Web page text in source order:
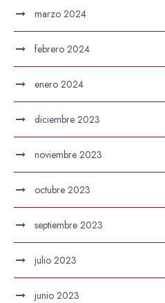
marzo 2024
febrero 2024
enero 2024
diciembre 2023
noviembre 2023
octubre 2023
septiembre 2023
julio 2023
junio 2023